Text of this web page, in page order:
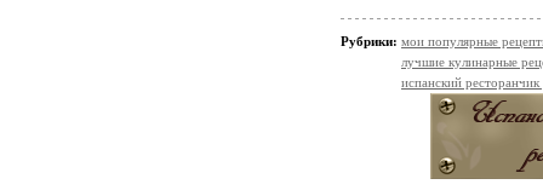
Рубрики: мои популярные
лучшие кулинарные
испанский